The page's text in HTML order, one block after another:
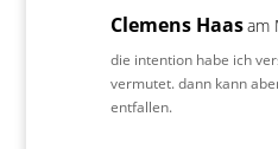
Clemens Haasam
die intention habe ich
vermutet. dann kann
entfallen.